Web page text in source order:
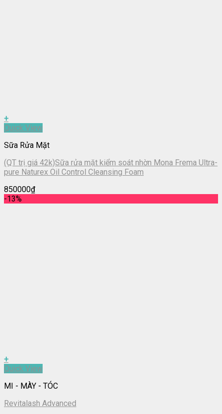
+
Quick View
Sữa Rửa Mặt
(QT trị giá 42k)Sữa rửa mặt kiểm soát nhờn Mona Frema Ultra-
pure Naturex Oil Control Cleansing Foam
850000₫
-13%
+
Quick View
MI - MÀY - TÓC
Revitalash Advanced